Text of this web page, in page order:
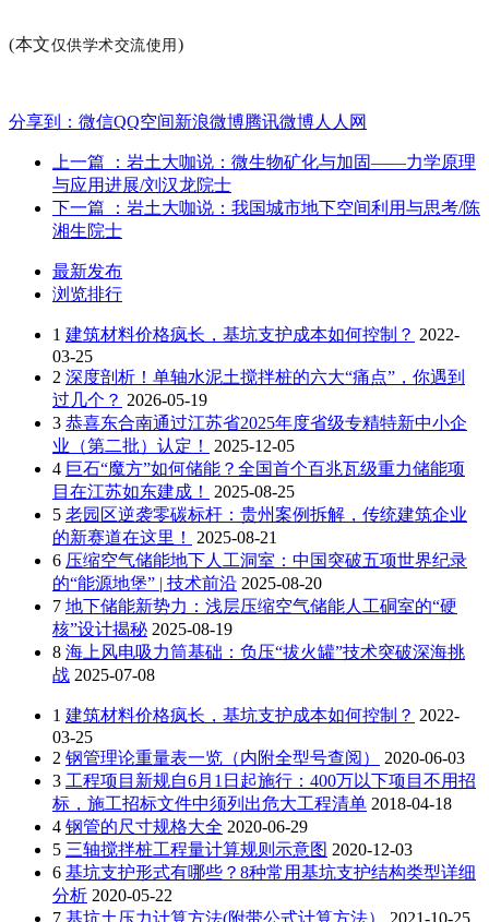
(本文仅供学术交流使用 )
分享到： 微信QQ空间新浪微博腾讯微博人人网
上一篇
：岩土大咖说：微生物矿化与加固——力学原理
与应用进展/刘汉龙院士
下一篇
：岩土大咖说：我国城市地下空间利用与思考/陈
湘生院士
最新发布
浏览排行
1 建筑材料价格疯长，基坑支护成本如何控制？ 2022-
03-25
2 深度剖析！单轴水泥土搅拌桩的六大“痛点”，你遇到
过几个？ 2026-05-19
3 恭喜东合南通过江苏省2025年度省级专精特新中小企
业（第二批）认定！
2025-12-05
4 巨石“魔方”如何储能？全国首个百兆瓦级重力储能项
目在江苏如东建成！
2025-08-25
5 老园区逆袭零碳标杆：贵州案例拆解，传统建筑企业
的新赛道在这里！
2025-08-21
6 压缩空气储能地下人工洞室：中国突破五项世界纪录
的“能源地堡” | 技术前沿 2025-08-20
7 地下储能新势力：浅层压缩空气储能人工硐室的“硬
核”设计揭秘 2025-08-19
8 海上风电吸力筒基础：负压“拔火罐”技术突破深海挑
战 2025-07-08
1 建筑材料价格疯长，基坑支护成本如何控制？ 2022-
03-25
2 钢管理论重量表一览（内附全型号查阅）
2020-06-03
3 工程项目新规自6月1日起施行：400万以下项目不用招
标，施工招标文件中须列出危大工程清单 2018-04-18
4 钢管的尺寸规格大全 2020-06-29
5 三轴搅拌桩工程量计算规则示意图 2020-12-03
6 基坑支护形式有哪些？8种常用基坑支护结构类型详细
分析 2020-05-22
7 基坑土压力计算方法(附带公式计算方法） 2021-10-25